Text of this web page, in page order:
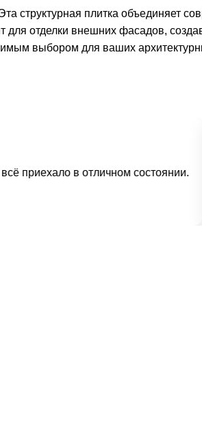
структурная плитка объединяет
для отделки внешних фасадов,
выбором для ваших
в отличном состоянии.
—